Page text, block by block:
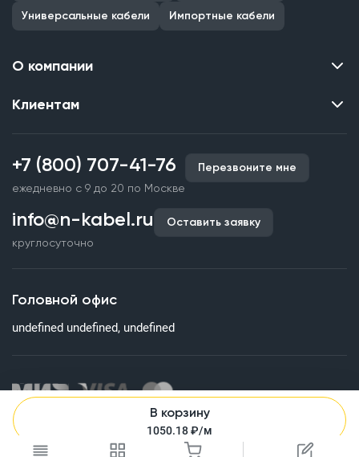
В корзину
1050.18₽/м
Универсальные кабели Импортные кабели
О компании
Контакты
Наши объекты
Партнерство
Документы и реквизиты
Клиентам
Производство кабельной продукции
Срочное изготовление
Оплата и доставка
Гарантия качества
Статьи
Вопросы и ответы
+7 (800) 707-41-76
ежедневно с 9 до 20 по Москве
Перезвоните мне
info@n-kabel.ru
круглосуточно
Оставить заявку
Головной офис
undefined undefined, undefined
Информация на сайте о технических характеристиках, наличии
на складе, стоимости и изображениях товаров не является
публичной офертой. Все изображения, размещенные на сайте,